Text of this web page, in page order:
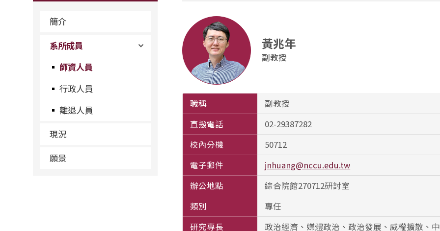
簡介
系所成員
師資人員
行政人員
離退人員
現況
願景
黃兆年
副教授
職稱
副教授
直撥電話
02-29387282
校內分機
50712
電子郵件
jnhuang@nccu.edu.tw
辦公地點
綜合院館270712研討室
類別
專任
研究專長
政治經濟、媒體政治、政治發展、威權擴散、